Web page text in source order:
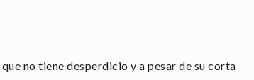
no tiene desperdicio y a pesar de su corta